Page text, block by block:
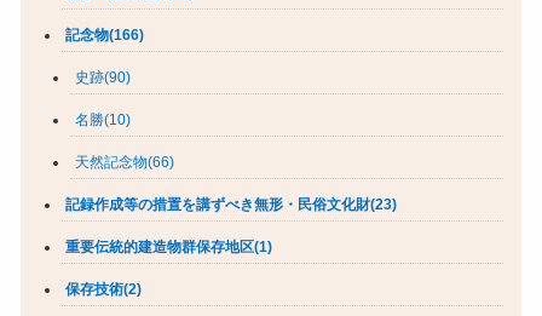
記念物(166)
史跡(90)
名勝(10)
天然記念物(66)
記録作成等の措置を講ずべき無形・民俗文化財(23)
重要伝統的建造物群保存地区(1)
保存技術(2)